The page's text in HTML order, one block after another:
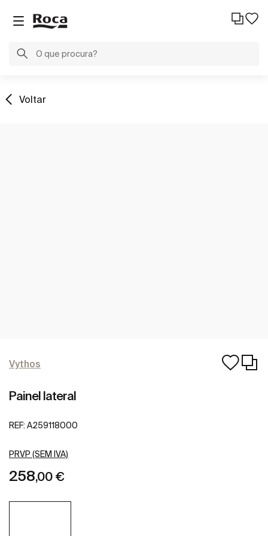
Voltar
Vythos
Painel lateral
REF: A259118000
PRVP (SEM IVA)
258,00 €